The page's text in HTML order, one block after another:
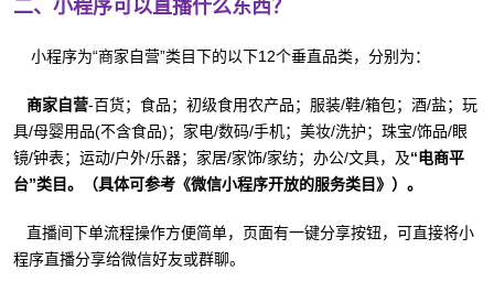
二、小程序可以直播什么东西？
小程序为“商家自营”类目下的以下12个垂直品类，分别为：
商家自营-百货；食品；初级食用农产品；服装/鞋/箱包；酒/盐；玩
具/母婴用品(不含食品)；家电/数码/手机；美妆/洗护；珠宝/饰品/眼
镜/钟表；运动/户外/乐器；家居/家饰/家纺；办公/文具，及“电商平
台”类目。（具体可参考《微信小程序开放的服务类目》）。
直播间下单流程操作方便简单，页面有一键分享按钮，可直接将小
程序直播分享给微信好友或群聊。